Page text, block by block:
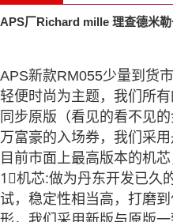
APS厂Richard mille 理查德米
APS新款RM055少量到货
轻便时尚为主题，我们所
同步原版（看见的看不见
万富豪的入场券，我们采
目前市面上最高版本的机
1⃣️机芯:做为丹东开发已久
试，稳定性相当高，打磨